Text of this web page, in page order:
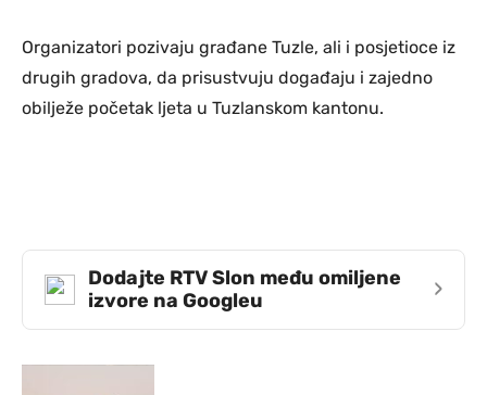
Organizatori pozivaju građane Tuzle, ali i posjetioce iz
drugih gradova, da prisustvuju događaju i zajedno
obilježe početak ljeta u Tuzlanskom kantonu.
Dodajte RTV Slon među omiljene
izvore na Googleu
›